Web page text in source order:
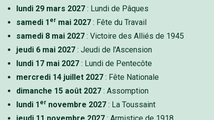
lundi 29 mars 2027: Lundi de Pâques
samedi 1 ermai 2027: Fête du Travail
samedi 8 mai 2027: Victoire des Alliés de 1945
jeudi 6 mai 2027: Jeudi de l'Ascension
lundi 17 mai 2027: Lundi de Pentecôte
mercredi 14 juillet 2027: Fête Nationale
dimanche 15 août 2027: Assomption
lundi 1 ernovembre 2027: La Toussaint
jeudi 11 novembre 2027: Armistice de 1918